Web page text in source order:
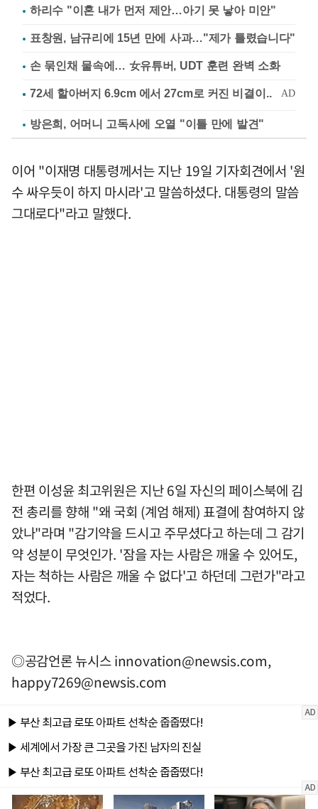
하리수 "이혼 내가 먼저 제안…아기 못 낳아 미안"
표창원, 남규리에 15년 만에 사과…"제가 틀렸습니다"
손 묶인채 물속에… 女유튜버, UDT 훈련 완벽 소화
방은희, 어머니 고독사에 오열 "이틀 만에 발견"
이어 "이재명 대통령께서는 지난 19일 기자회견에서 '원
수 싸우듯이 하지 마시라'고 말씀하셨다. 대통령의 말씀
그대로다"라고 말했다.
한편 이성윤 최고위원은 지난 6일 자신의 페이스북에 김
전 총리를 향해 "왜 국회 (계엄 해제) 표결에 참여하지 않
았나"라며 "감기약을 드시고 주무셨다고 하는데 그 감기
약 성분이 무엇인가. '잠을 자는 사람은 깨울 수 있어도,
자는 척하는 사람은 깨울 수 없다'고 하던데 그런가"라고
적었다.
◎공감언론 뉴시스innovation@newsis.com,
happy7269@newsis.com